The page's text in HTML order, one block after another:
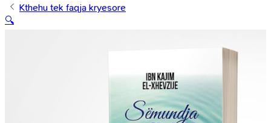
Kthehu tek faqja kryesore
🔍